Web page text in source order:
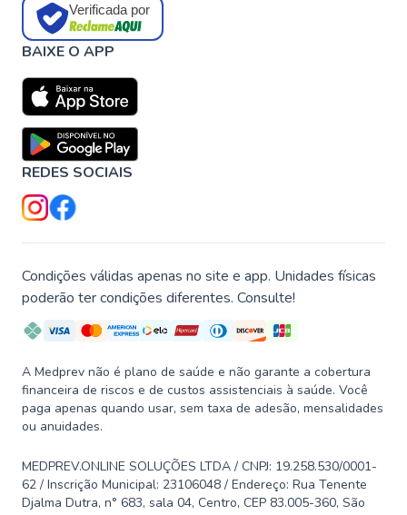
Verificada por
BAIXE O APP
REDES SOCIAIS
Condições válidas apenas no site e app. Unidades físicas
poderão ter condições diferentes. Consulte!
A Medprev não é plano de saúde e não garante a cobertura
financeira de riscos e de custos assistenciais à saúde. Você
paga apenas quando usar, sem taxa de adesão, mensalidades
ou anuidades.
MEDPREV.ONLINE SOLUÇÕES LTDA / CNPJ: 19.258.530/0001-
62 / Inscrição Municipal: 23106048 / Endereço: Rua Tenente
Djalma Dutra, n° 683, sala 04, Centro, CEP 83.005-360, São